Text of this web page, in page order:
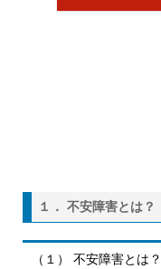
１． 不安障害とは？
（１） 不安障害とは？